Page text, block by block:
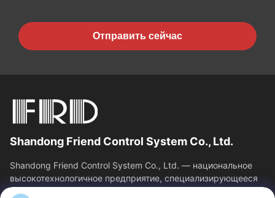
Отправить сейчас
Shandong Friend Control System Co., Ltd.
Shandong Friend Control System Co., Ltd. — национальное
высокотехнологичное предприятие, специализирующееся
на исследованиях и разработках в...